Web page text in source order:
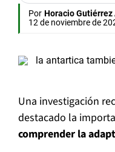
Por Horacio Gutiérrez
12 de noviembre de
Una investigación
destacado la
comprender la